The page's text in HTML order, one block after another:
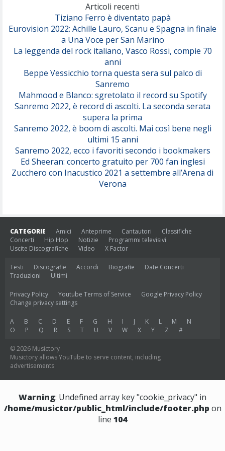
Serenamente
Articoli recenti
Tiziano Ferro è diventato papà
Eurovision 2022: Achille Lauro, Scanu e Spagna in finale
a Una Voce per San Marino
La leggenda del rock italiano, Vasco Rossi, compie 70
anni
Beppe Vessicchio torna questa sera sul palco di
Sanremo
Mahmood e Blanco: sgretolato il record su Spotify
Sanremo 2022, è record di ascolti. La seconda serata
supera la prima
Sanremo 2022, è boom di ascolti. Mai così bene negli
ultimi 15 anni
Sanremo 2022, ecco i favoriti secondo i bookmakers
Ed Sheeran: concerto gratuito per 700 fan inglesi
Zucchero con Inacustico 2021 a settembre all’Arena di
Verona
CATEGORIE Amici Anteprime Cantautori
Classifiche
Concerti
Hip Hop Notizie
Programmi televisivi
Uscite Discografiche
Video X Factor
Testi Discografie Accordi Biografie
Date Concerti
Traduzioni
Ultimi
Privacy Policy Youtube Terms of Service
Google Privacy Policy
Change privacy settings
A B C D E F G H I J K L M
N
O
P Q R S T U V W X Y Z #
© 2026 Musictory
Musictory allows YouTube to serve content, including
advertisements
Warning: Undefined array key "cookie_privacy" in
/home/musictor/public_html/include/footer.php on
line 104